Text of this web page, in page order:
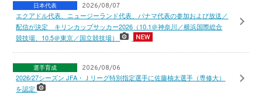
日本代表 2026/08/07
エクアドル代表、ニュージーランド代表、パナマ代表の参加および放送／
配信が決定 キリンカップサッカー2026（10.1＠神奈川／横浜国際総合
競技場、10.5＠東京／国立競技場）
選手育成 2026/08/06
2026/27シーズン JFA・Ｊリーグ特別指定選手に佐藤柚太選手（専修大）
を認定